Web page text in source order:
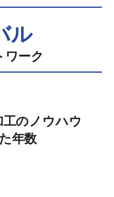
ル
ワーク
のノウハウ
年数